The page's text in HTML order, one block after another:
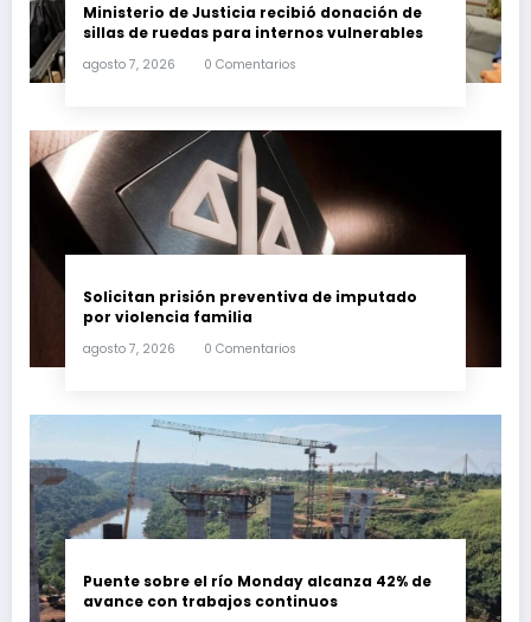
Ministerio de Justicia recibió donación de
sillas de ruedas para internos vulnerables
agosto 7, 2026 0 Comentarios
Solicitan prisión preventiva de imputado
por violencia familia
agosto 7, 2026 0 Comentarios
Puente sobre el río Monday alcanza 42% de
avance con trabajos continuos